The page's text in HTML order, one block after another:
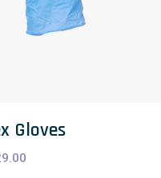
Gloves